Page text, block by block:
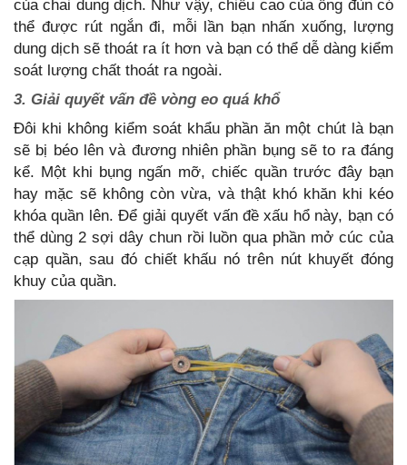
của chai dung dịch. Như vậy, chiều cao của ống đùn có
thể được rút ngắn đi, mỗi lần bạn nhấn xuống, lượng
dung dịch sẽ thoát ra ít hơn và bạn có thể dễ dàng kiểm
soát lượng chất thoát ra ngoài.
3. Giải quyết vấn đề vòng eo quá khổ
Đôi khi không kiểm soát khẩu phần ăn một chút là bạn
sẽ bị béo lên và đương nhiên phần bụng sẽ to ra đáng
kể. Một khi bụng ngấn mỡ, chiếc quần trước đây bạn
hay mặc sẽ không còn vừa, và thật khó khăn khi kéo
khóa quần lên. Để giải quyết vấn đề xấu hổ này, bạn có
thể dùng 2 sợi dây chun rồi luồn qua phần mở cúc của
cạp quần, sau đó chiết khấu nó trên nút khuyết đóng
khuy của quần.